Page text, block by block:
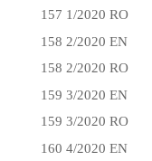
157 1/2020 RO
158 2/2020 EN
158 2/2020 RO
159 3/2020 EN
159 3/2020 RO
160 4/2020 EN